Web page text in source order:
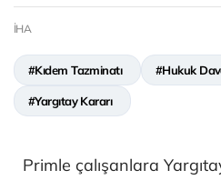
İHA
#Kıdem Tazminatı #Hukuk
#Yargıtay Kararı
Primle çalışanlara